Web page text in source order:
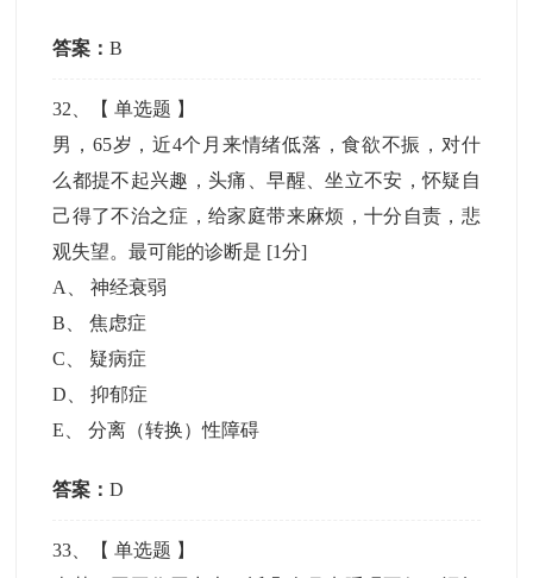
答案：B
32 、【单选题 】
男，65岁，近4个月来情绪低落，食欲不振，对什
么都提不起兴趣，头痛、早醒、坐立不安，怀疑自
己得了不治之症，给家庭带来麻烦，十分自责，悲
观失望。最可能的诊断是 [1分]
A
、神经衰弱
B 、焦虑症
C
疑病症
D 、抑郁症
E 、分离（转换）性障碍
答案：D
33 、【单选题 】